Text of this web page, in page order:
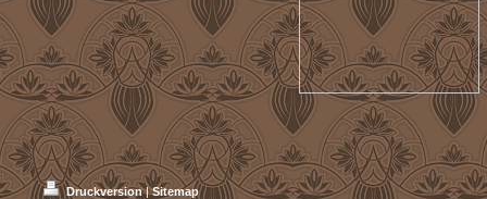
Druckversion| Sitemap